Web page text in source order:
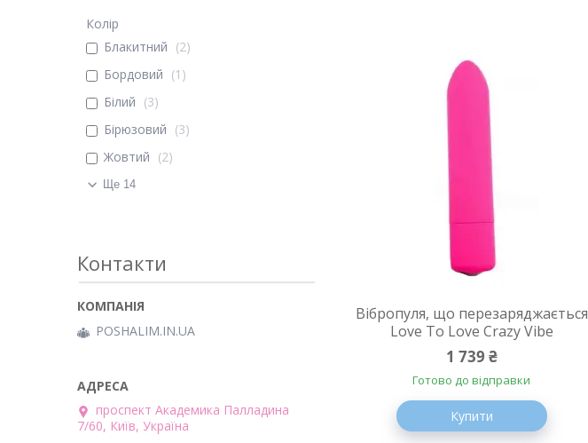
Вібропуля, що перезаряджається
Love To Love Crazy Vibe
1 739 ₴
Готово до відправки
Купити
Колір
Блакитний
2
Бордовий
1
Білий
3
Бірюзовий
3
Жовтий
2
Ще 14
Контакти
POSHALIM.IN.UA
проспект Академика Палладина
7/60, Київ, Україна